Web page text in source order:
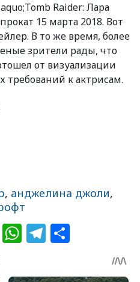
Raider: Лара
15 марта 2018. Вот
В то же время, более
зрители рады, что
от визуализации
к актрисам.
, анджелина джоли,
ViberWhatsApp
Telegram